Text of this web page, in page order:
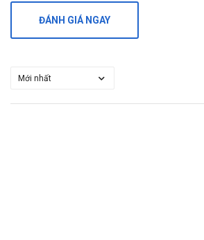
ĐÁNH GIÁ NGAY